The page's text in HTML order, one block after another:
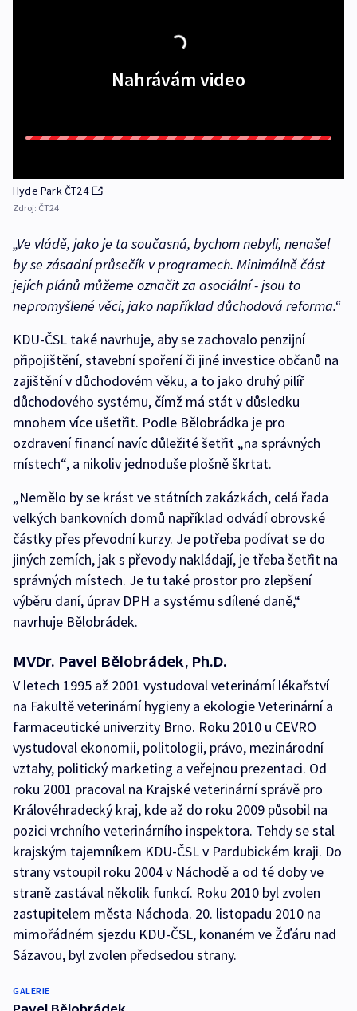
Nahrávám video
Hyde Park ČT24
Zdroj: ČT24
„Ve vládě, jako je ta současná, bychom nebyli, nenašel
by se zásadní průsečík v programech. Minimálně část
jejích plánů můžeme označit za asociální - jsou to
nepromyšlené věci, jako například důchodová reforma.“
KDU-ČSL také navrhuje, aby se zachovalo penzijní
připojištění, stavební spoření či jiné investice občanů na
zajištění v důchodovém věku, a to jako druhý pilíř
důchodového systému, čímž má stát v důsledku
mnohem více ušetřit. Podle Bělobrádka je pro
ozdravení financí navíc důležité šetřit „na správných
místech“, a nikoliv jednoduše plošně škrtat.
„Nemělo by se krást ve státních zakázkách, celá řada
velkých bankovních domů například odvádí obrovské
částky přes převodní kurzy. Je potřeba podívat se do
jiných zemích, jak s převody nakládají, je třeba šetřit na
správných místech. Je tu také prostor pro zlepšení
výběru daní, úprav DPH a systému sdílené daně,“
navrhuje Bělobrádek.
MVDr. Pavel Bělobrádek, Ph.D.
V letech 1995 až 2001 vystudoval veterinární lékařství
na Fakultě veterinární hygieny a ekologie Veterinární a
farmaceutické univerzity Brno. Roku 2010 u CEVRO
vystudoval ekonomii, politologii, právo, mezinárodní
vztahy, politický marketing a veřejnou prezentaci. Od
roku 2001 pracoval na Krajské veterinární správě pro
Královéhradecký kraj, kde až do roku 2009 působil na
pozici vrchního veterinárního inspektora. Tehdy se stal
krajským tajemníkem KDU-ČSL v Pardubickém kraji. Do
strany vstoupil roku 2004 v Náchodě a od té doby ve
straně zastával několik funkcí. Roku 2010 byl zvolen
zastupitelem města Náchoda. 20. listopadu 2010 na
mimořádném sjezdu KDU-ČSL, konaném ve Žďáru nad
Sázavou, byl zvolen předsedou strany.
GALERIE